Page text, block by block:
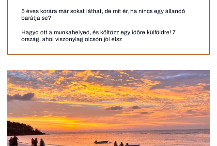
5 éves korára már sokat láthat, de mit ér, ha nincs egy állandó
barátja se?
Hagyd ott a munkahelyed, és költözz egy időre külföldre! 7
ország, ahol viszonylag olcsón jól élsz